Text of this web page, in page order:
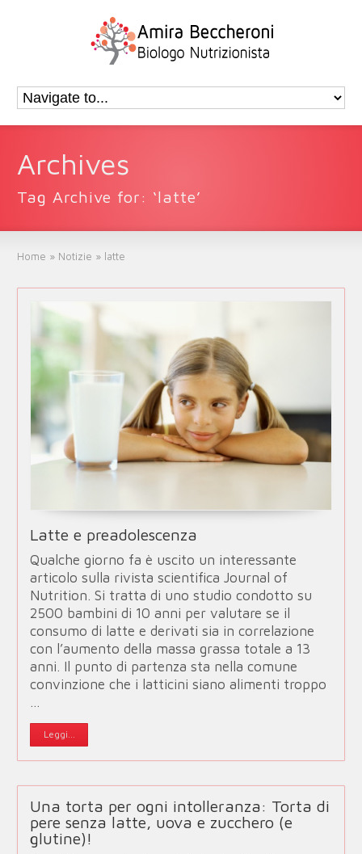
Archives
Tag Archive for: ‘latte’
Home » Notizie » latte
Latte e preadolescenza
Qualche giorno fa è uscito un interessante
articolo sulla rivista scientifica Journal of
Nutrition. Si tratta di uno studio condotto su
2500 bambini di 10 anni per valutare se il
consumo di latte e derivati sia in correlazione
con l’aumento della massa grassa totale a 13
anni. Il punto di partenza sta nella comune
convinzione che i latticini siano alimenti troppo
…
Leggi...
Una torta per ogni intolleranza: Torta di
pere senza latte, uova e zucchero (e
glutine)!